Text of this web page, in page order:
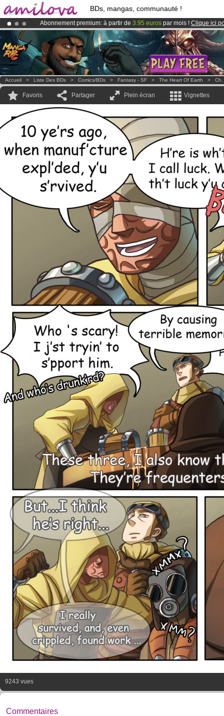
BDs, mangas, communauté !
Abonnement premium: à partir de 3.95 euros par mois ! Clique ici
LeKickstarter Amilova est désormais lancé!.
Déjà 100000membreset 1000BDs & Mangas!
Accueil > Liste Des BDs > Comics/BDs > Fantasy - SF > The Heart Of Earth > Ch.
Favoris Partager Plein écran Vignettes
9243 vues
Commentaires